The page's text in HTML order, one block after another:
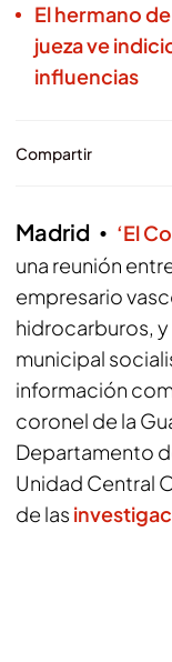
El hermano
jueza ve
influencias
Compartir
Madrid ‘El
una reunión
empresario
hidrocarburos, y
municipal
información
coronel de la
Departamento
Unidad Central
de las